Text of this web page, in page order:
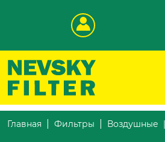
Главная Фильтры Воздушные